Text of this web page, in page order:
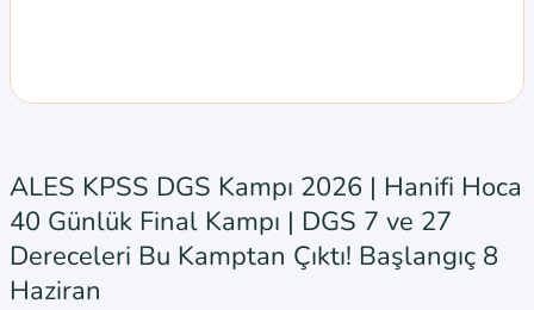
ALES KPSS DGS Kampı 2026 | Hanifi Hoca
40 Günlük Final Kampı | DGS 7 ve 27
Dereceleri Bu Kamptan Çıktı! Başlangıç 8
Haziran